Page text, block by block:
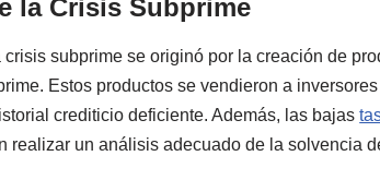
la Crisis Subprime
crisis subprime se originó por la creación de
Estos productos se vendieron a
crediticio deficiente. Además, las bajas
realizar un análisis adecuado de la solvencia